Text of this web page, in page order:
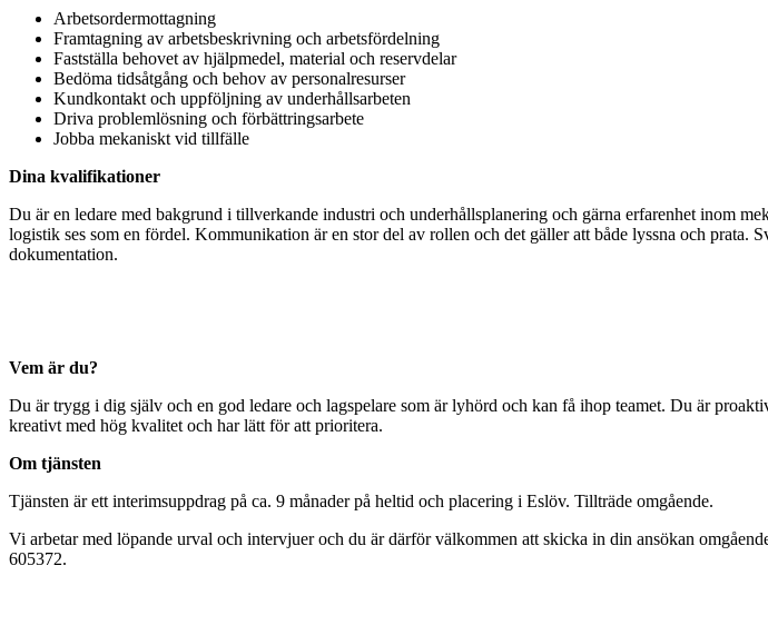
Arbetsordermottagning
Framtagning av arbetsbeskrivning och arbetsfördelning
Fastställa behovet av hjälpmedel, material och reservdelar
Bedöma tidsåtgång och behov av personalresurser
Kundkontakt och uppföljning av underhållsarbeten
Driva problemlösning och förbättringsarbete
Jobba mekaniskt vid tillfälle
Dina kvalifikationer
Du är en ledare med bakgrund i tillverkande industri och underhållsplanering och gärna erfarenhet inom
logistik ses som en fördel. Kommunikation är en stor del av rollen och det gäller att både lyssna och prata.
dokumentation.
Vem är du?
Du är trygg i dig själv och en god ledare och lagspelare som är lyhörd och kan få ihop teamet. Du är
kreativt med hög kvalitet och har lätt för att prioritera.
Om tjänsten
Tjänsten är ett interimsuppdrag på ca. 9 månader på heltid och placering i Eslöv. Tillträde omgående.
Vi arbetar med löpande urval och intervjuer och du är därför välkommen att skicka in din ansökan
605372.